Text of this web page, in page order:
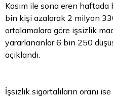
Kasım ile sona eren
bin kişi azalarak 2 milyon
ortalamalara göre işsizlik
yararlananlar 6 bin 250
açıklandı.
İşsizlik sigortalıların oranı